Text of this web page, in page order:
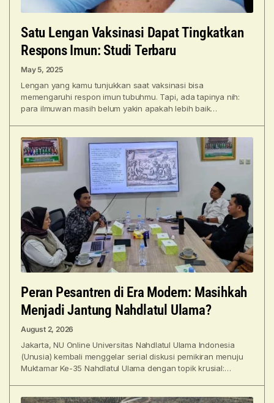
Satu Lengan Vaksinasi Dapat Tingkatkan
Respons Imun: Studi Terbaru
May 5, 2025
Lengan yang kamu tunjukkan saat vaksinasi bisa
memengaruhi respon imun tubuhmu. Tapi, ada tapinya nih:
para ilmuwan masih belum yakin apakah lebih baik
Peran Pesantren di Era Modern: Masihkah
Menjadi Jantung Nahdlatul Ulama?
August 2, 2026
Jakarta, NU Online Universitas Nahdlatul Ulama Indonesia
(Unusia) kembali menggelar serial diskusi pemikiran menuju
Muktamar Ke-35 Nahdlatul Ulama dengan topik krusial: